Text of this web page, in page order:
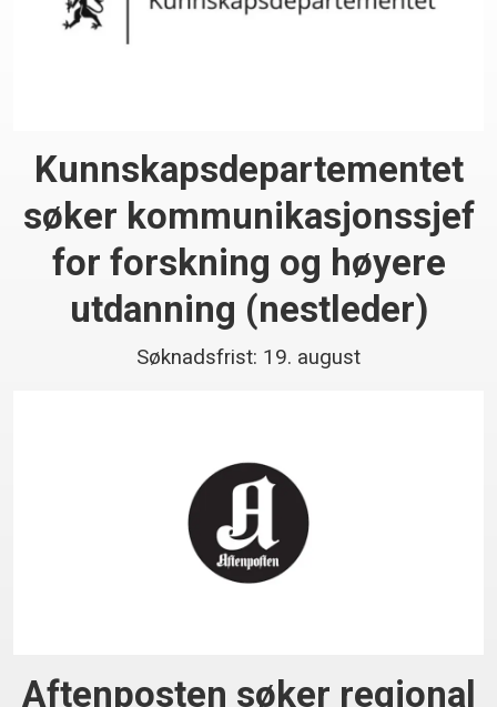
Kunnskaps­departementet
søker kommunikasjonssjef
for forskning og høyere
utdanning (nestleder)
Søknadsfrist: 19. august
Aftenposten søker regional